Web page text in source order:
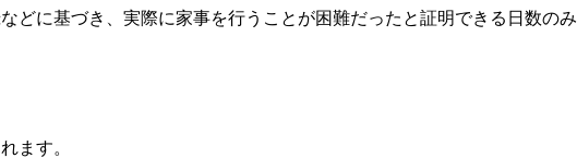
どに基づき、実際に家事を行うことが困難だったと証明できる日数のみ
ます。